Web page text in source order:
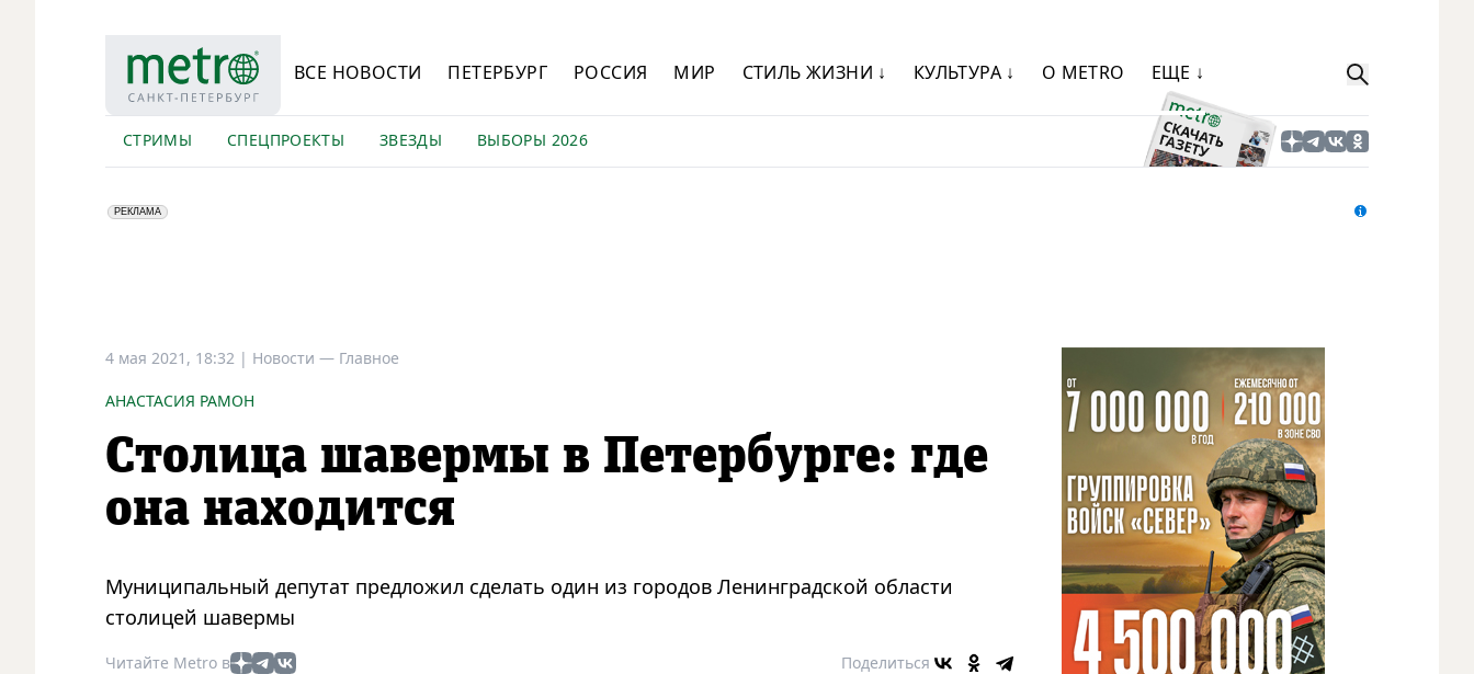
ВСЕ НОВОСТИ ПЕТЕРБУРГ РОССИЯ МИР СТИЛЬ ЖИЗНИ ↓ КУЛЬТУРА ↓ О METRO ЕЩЕ ↓
СТРИМЫ СПЕЦПРОЕКТЫ ЗВЕЗДЫ ВЫБОРЫ 2026
erid: LdtCK5Efv
РЕКЛАМА
АО "ГАТР", ИНН: 7841320717
4 мая 2021, 18:32 | Новости — Главное
АНАСТАСИЯ РАМОН
Столица шавермы в Петербурге: где
она находится
Муниципальный депутат предложил сделать один из городов Ленинградской области
столицей шавермы
Читайте Metro в Поделиться